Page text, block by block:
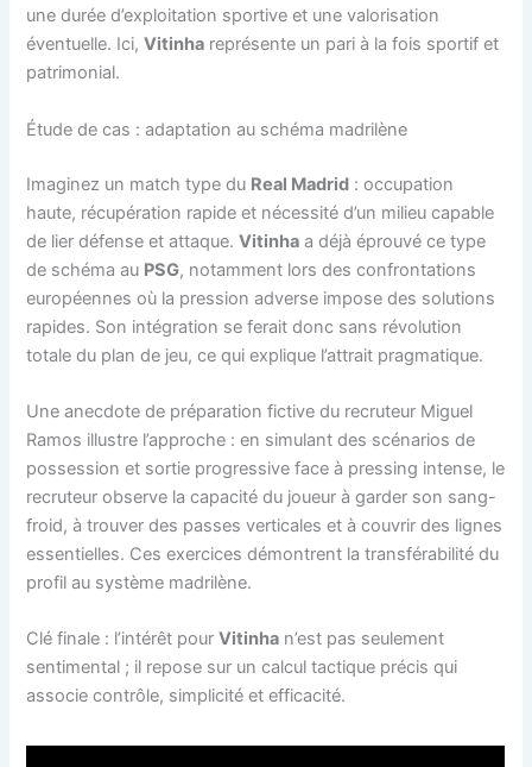
une durée d’exploitation sportive et une valorisation
éventuelle. Ici,Vitinha représente un pari à la fois sportif et
patrimonial.
Étude de cas : adaptation au schéma madrilène
Imaginez un match type du Real Madrid : occupation
haute, récupération rapide et nécessité d’un milieu capable
de lier défense et attaque.Vitinha a déjà éprouvé ce type
de schéma au PSG, notamment lors des confrontations
européennes où la pression adverse impose des solutions
rapides. Son intégration se ferait donc sans révolution
totale du plan de jeu, ce qui explique l’attrait pragmatique.
Une anecdote de préparation fictive du recruteur Miguel
Ramos illustre l’approche : en simulant des scénarios de
possession et sortie progressive face à pressing intense, le
recruteur observe la capacité du joueur à garder son sang-
froid, à trouver des passes verticales et à couvrir des lignes
essentielles. Ces exercices démontrent la transférabilité du
profil au système madrilène.
Clé finale : l’intérêt pourVitinha n’est pas seulement
sentimental ; il repose sur un calcul tactique précis qui
associe contrôle, simplicité et efficacité.